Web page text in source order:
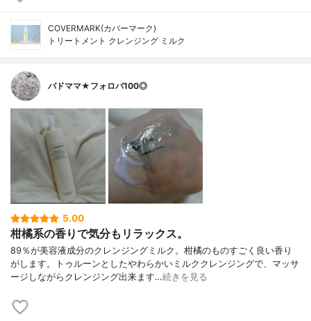
COVERMARK(カバーマーク)
トリートメント クレンジング ミルク
バドママ★フォロバ100◎
5.00
柑橘系の香りで気分もリラックス。
89％が美容液成分のクレンジングミルク。柑橘のものすごく良い香り
がします。トゥルーンとしたやわらかいミルククレンジングで、マッサ
ージしながらクレンジング出来ます…続きを見る